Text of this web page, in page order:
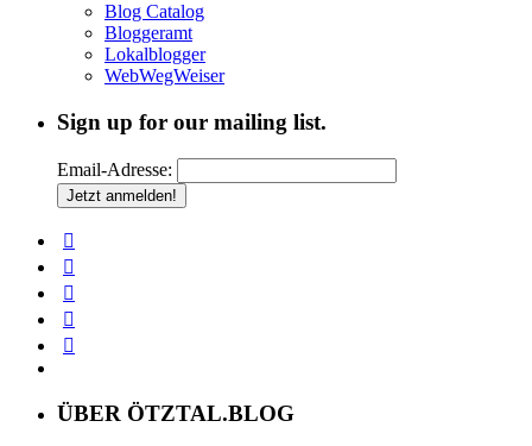
Blog Catalog
Bloggeramt
Lokalblogger
WebWegWeiser
Sign up for our mailing list.
Email-Adresse:
ÜBER ÖTZTAL.BLOG